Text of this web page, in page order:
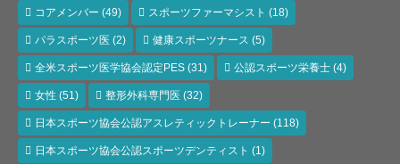
コアメンバー (49) スポーツファーマシスト (18)
パラスポーツ医 (2) 健康スポーツナース (5)
全米スポーツ医学協会認定PES (31) 公認スポーツ栄養士 (4)
女性 (51) 整形外科専門医 (32)
日本スポーツ協会公認アスレティックトレーナー (118)
日本スポーツ協会公認スポーツデンティスト (1)